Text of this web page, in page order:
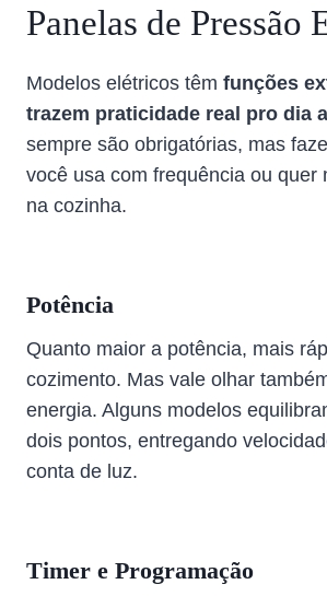
Panelas de Pressão
Modelos elétricos têm funções
trazem praticidade real pro dia
sempre são obrigatórias, mas
você usa com frequência ou quer
na cozinha.
Potência
Quanto maior a potência, mais
cozimento. Mas vale olhar
energia. Alguns modelos
dois pontos, entregando
conta de luz.
Timer e Programação